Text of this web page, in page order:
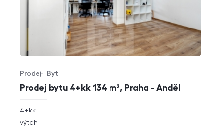
Prodej bytu 4+kk 134 m², Praha - Anděl
Typ nabídky
Prodej
Typ nemovitosti
Byt
rozměry
dispozice
4+kk
funkce
výtah